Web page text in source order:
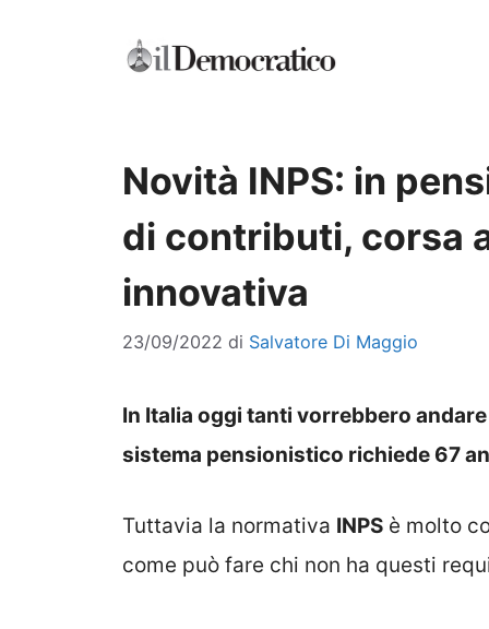
Novità INPS: in
di contributi, corsa
innovativa
23/09/2022 di Salvatore Di Maggio
In Italia oggi tanti vorrebbero
sistema pensionistico richiede 67
Tuttavia la normativa INPS è molto
come può fare chi non ha questi